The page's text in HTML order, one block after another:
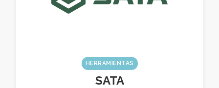
HERRAMIENTAS
SATA